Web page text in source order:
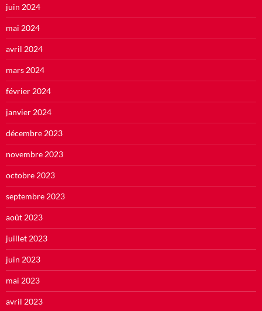
juin 2024
mai 2024
avril 2024
mars 2024
février 2024
janvier 2024
décembre 2023
novembre 2023
octobre 2023
septembre 2023
août 2023
juillet 2023
juin 2023
mai 2023
avril 2023